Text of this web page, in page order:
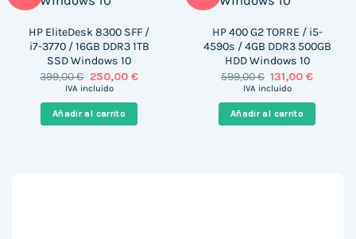
HP EliteDesk 8300 SFF /
i7-3770 / 16GB DDR3 1TB
SSD Windows 10
399,00€ El
precio
era:
399,00 €.
250,00 €El
es:
250,00 €.
IVA incluido
Añadir al carrito
HP 400 G2 TORRE / i5-
4590s / 4GB DDR3 500GB
HDD Windows 10
599,00€ El
precio
era:
599,00 €.
131,00€El
es:
131,00 €.
IVA incluido
Añadir al carrito